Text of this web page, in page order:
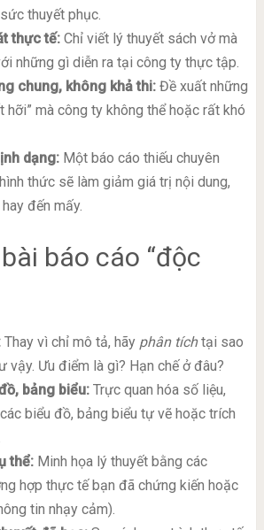
thuyết phục.
thực tế:Chỉ viết lý thuyết sách vở mà
những gì diễn ra tại công ty thực tập.
chung, không khả thi:Đề xuất những
hỡi” mà công ty không thể hoặc rất khó
dạng:Một báo cáo thiếu chuyên
thức sẽ làm giảm giá trị nội dung,
đến mấy.
báo cáo “độc
Thay vì chỉ mô tả, hãy phân tíchtại sao
vậy. Ưu điểm là gì? Hạn chế ở đâu?
bảng biểu:Trực quan hóa số liệu,
biểu đồ, bảng biểu tự vẽ hoặc trích
thể:Minh họa lý thuyết bằng các
hợp thực tế bạn đã chứng kiến hoặc
tin nhạy cảm).